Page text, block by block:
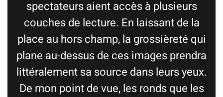
spectateurs aient accès à plusieurs
couches de lecture. En laissant de la
place au hors champ, la grossièreté qui
plane au-dessus de ces images prendra
littéralement sa source dans leurs yeux.
De mon point de vue, les ronds que les